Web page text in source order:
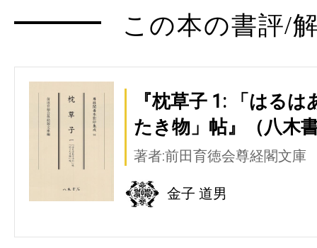
この本の書評/
『枕草子 1: 「はる
たき物」帖』（八木
著者:前田育徳会尊経閣文庫
金子 道男